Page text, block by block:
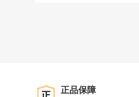
正品保障